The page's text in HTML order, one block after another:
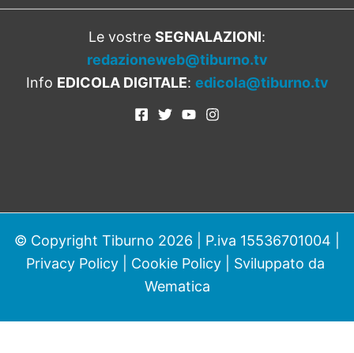
Le vostre SEGNALAZIONI:
redazioneweb@tiburno.tv
Info EDICOLA DIGITALE: edicola@tiburno.tv
© Copyright Tiburno 2026 | P.iva 15536701004 |
Privacy Policy| Cookie Policy| Sviluppato da
Wematica